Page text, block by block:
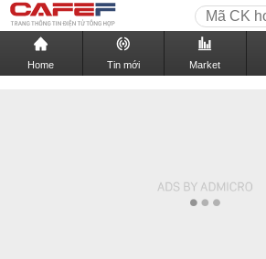
Home Tin mới Market